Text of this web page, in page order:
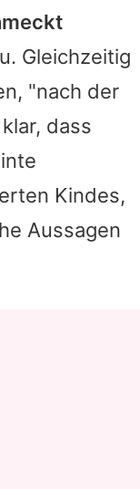
Gleichzeitig
"nach der
dass
Kindes,
Aussagen